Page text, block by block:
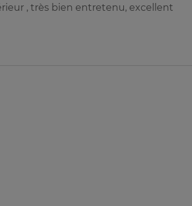
, très bien entretenu, excellent